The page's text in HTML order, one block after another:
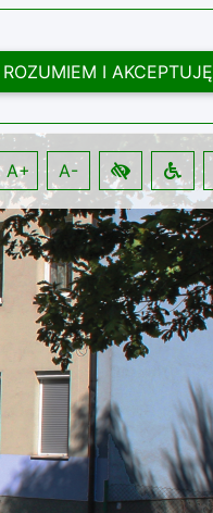
ROZUMIEM I AKCEPTUJĘ
A+ A-